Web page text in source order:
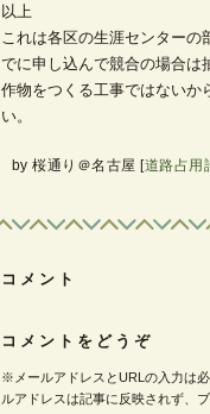
以上
これは各区の生涯センターの
でに申し込んで競合の場合は
作物をつくる工事ではないか
い。
by 桜通り＠名古屋 [道路占用
コメント
コメントをどうぞ
※メールアドレスとURLの入力は
ルアドレスは記事に反映されず、